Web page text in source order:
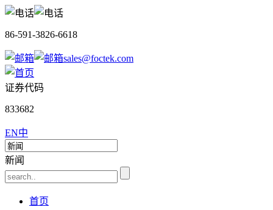
86-591-3826-6618
sales@foctek.com
证券代码
833682
EN中
新闻
首页